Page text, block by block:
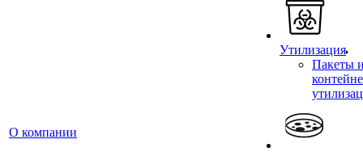
О компании
Утилизация
Пакеты